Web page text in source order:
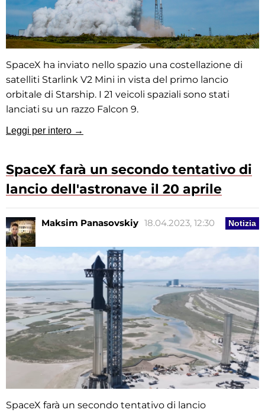
SpaceX ha inviato nello spazio una costellazione di
satelliti Starlink V2 Mini in vista del primo lancio
orbitale di Starship. I 21 veicoli spaziali sono stati
lanciati su un razzo Falcon 9.
Leggi per intero →
SpaceX farà un secondo tentativo di
lancio dell'astronave il 20 aprile
Notizia
Maksim Panasovskiy 18.04.2023, 12:30
SpaceX farà un secondo tentativo di lancio